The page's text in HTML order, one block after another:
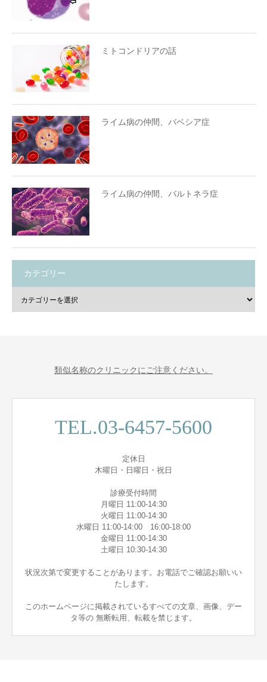
ミトコンドリアの話
ライム病の仲間、バベシア症
ライム病の仲間、バルトネラ症
カテゴリー
類似名称のクリニックにご注意ください。
TEL.03-6457-5600
定休日
木曜日・日曜日・祝日
診療受付時間
月曜日 11:00-14:30
火曜日 11:00-14:30
水曜日 11:00-14:00 16:00-18:00
金曜日 11:00-14:30
土曜日 10:30-14:30
状況次第で変更することがあります。お電話でご確認お願いい
たします。
このホームページに掲載されているすべての文章、画像、デー
タ等の 無断転用、転載を禁じます。